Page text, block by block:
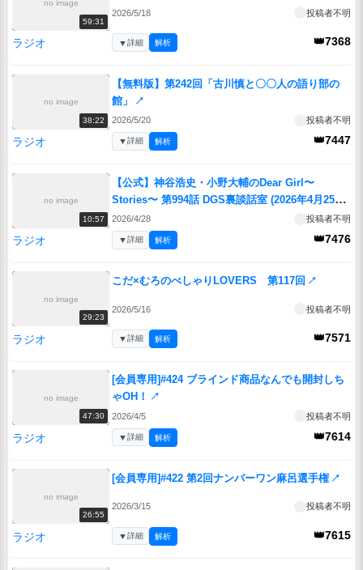
no image
59:31
2026/5/18 投稿者不明
ラジオ 👑7368
▼詳細 解析
no image
38:22
【無料版】第242回「古川慎と〇〇人の語り部の
館」
↗
2026/5/20 投稿者不明
ラジオ 👑7447
▼詳細 解析
no image
10:57
【公式】神谷浩史・小野大輔のDear Girl〜
Stories〜 第994話 DGS裏談話室 (2026年4月25日
放送分)↗
2026/4/28 投稿者不明
ラジオ 👑7476
▼詳細 解析
no image
29:23
こだ×むろのべしゃりLOVERS 第117回 ↗
2026/5/16 投稿者不明
ラジオ 👑7571
▼詳細 解析
no image
47:30
[会員専用]#424 ブラインド商品なんでも開封しち
ゃOH！
↗
2026/4/5 投稿者不明
ラジオ 👑7614
▼詳細 解析
no image
26:55
[会員専用]#422 第2回ナンバーワン麻呂選手権 ↗
2026/3/15 投稿者不明
ラジオ 👑7615
▼詳細 解析